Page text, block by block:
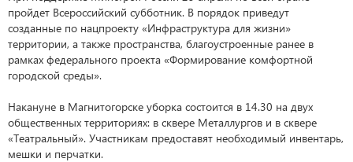
пройдет Всероссийский субботник. В порядок приведут
созданные по нацпроекту «Инфраструктура для жизни»
территории, а также пространства, благоустроенные ранее в
рамках федерального проекта «Формирование комфортной
городской среды».
Накануне в Магнитогорске уборка состоится в 14.30 на двух
общественных территориях: в сквере Металлургов и в сквере
«Театральный». Участникам предоставят необходимый инвентарь,
мешки и перчатки.